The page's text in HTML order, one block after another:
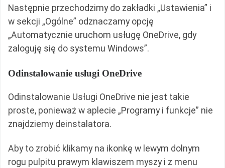
Następnie przechodzimy do zakładki „Ustawienia” i
w sekcji „Ogólne” odznaczamy opcję
„Automatycznie uruchom usługę OneDrive, gdy
zaloguję się do systemu Windows”.
Odinstalowanie usługi OneDrive
Odinstalowanie Usługi OneDrive nie jest takie
proste, ponieważ w aplecie „Programy i funkcje” nie
znajdziemy deinstalatora.
Aby to zrobić klikamy na ikonkę w lewym dolnym
rogu pulpitu prawym klawiszem myszy i z menu